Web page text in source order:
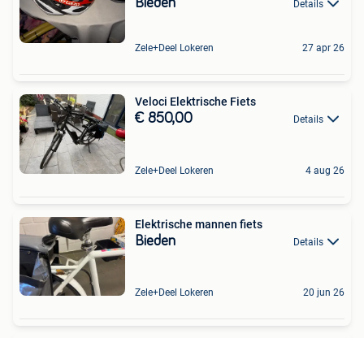
Bieden Details
Zele+Deel Lokeren 27 apr 26
Veloci Elektrische Fiets
€ 850,00 Details
Zele+Deel Lokeren 4 aug 26
Elektrische mannen fiets
Bieden Details
Zele+Deel Lokeren 20 jun 26